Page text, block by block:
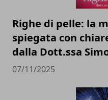
Righe di pelle: la
spiegata con
dalla Dott.ssa
07/11/2025